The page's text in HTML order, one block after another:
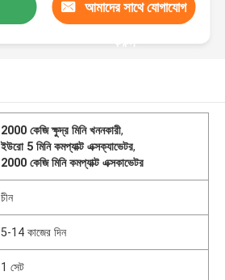
আমাদের সাথে যোগাযোগ
করুন
2000 কেজি ক্ষুদ্র মিনি খননকারী,
ইউরো 5 মিনি কমপ্যাক্ট এক্সক্যাভেটর,
2000 কেজি মিনি কমপ্যাক্ট এক্সকাভেটর
চীন
5-14 কাজের দিন
1 সেট